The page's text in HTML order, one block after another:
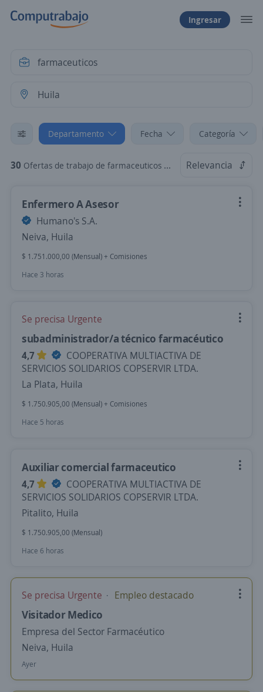
Ingresar
Departamento Fecha Categoría
30 Ofertas de trabajo de farmaceuticos en Huila Relevancia
Enfermero A Asesor
Humano's S.A.
Neiva, Huila
$ 1.751.000,00 (Mensual) + Comisiones
Hace 3 horas
Se precisa Urgente
subadministrador/a técnico farmacéutico
4,7
COOPERATIVA MULTIACTIVA DE
SERVICIOS SOLIDARIOS COPSERVIR LTDA.
La Plata, Huila
$ 1.750.905,00 (Mensual) + Comisiones
Hace 5 horas
Auxiliar comercial farmaceutico
4,7
COOPERATIVA MULTIACTIVA DE
SERVICIOS SOLIDARIOS COPSERVIR LTDA.
Pitalito, Huila
$ 1.750.905,00 (Mensual)
Hace 6 horas
Se precisa Urgente Empleo destacado
Visitador Medico
Empresa del Sector Farmacéutico
Neiva, Huila
Ayer